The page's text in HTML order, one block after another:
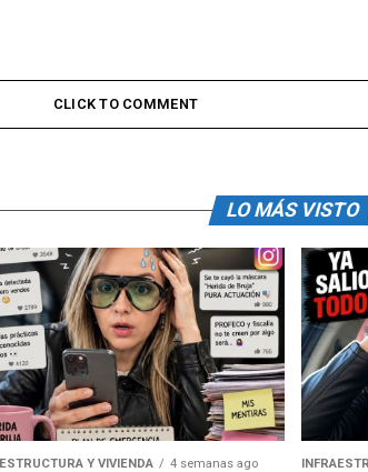
CLICK TO COMMENT
LO MÁS VISTO
Y VIVIENDA 4 semanas ago